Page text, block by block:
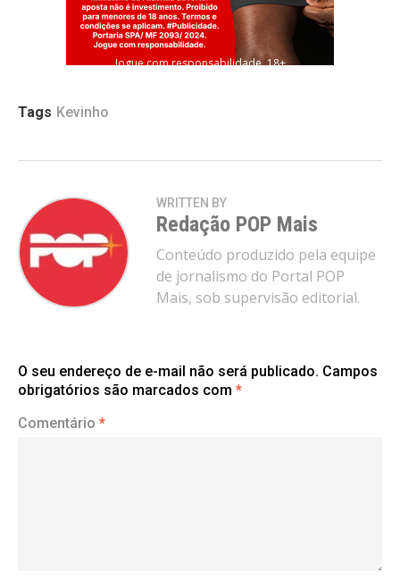
Jogue com responsabilidade. 18+
Tags Kevinho
WRITTEN BY
Redação POP Mais
Conteúdo produzido pela equipe
de jornalismo do Portal POP
Mais, sob supervisão editorial.
O seu endereço de e-mail não será publicado. Campos
obrigatórios são marcados com *
Comentário *